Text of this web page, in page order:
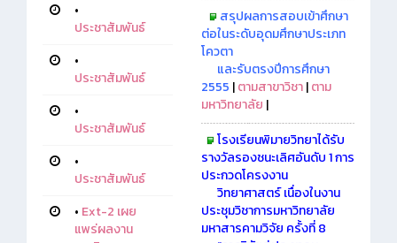
•
ประชาสัมพันธ์
•
ประชาสัมพันธ์
•
ประชาสัมพันธ์
•
ประชาสัมพันธ์
• Ext-2 เผย
แพร่ผลงาน
สรุปผลการสอบเข้าศึกษา
ต่อในระดับอุดมศึกษาประเภท
โควตา
และรับตรงปีการศึกษา
2555 |ตามสาขาวิชา|ตาม
มหาวิทยาลัย |
โรงเรียนพิมายวิทยาได้รับ
รางวัลรองชนะเลิศอันดับ 1 การ
ประกวดโครงงาน
วิทยาศาสตร์ เนื่องในงาน
ประชุมวิชาการมหาวิทยาลัย
มหาสารคามวิจัย ครั้งที่ 8